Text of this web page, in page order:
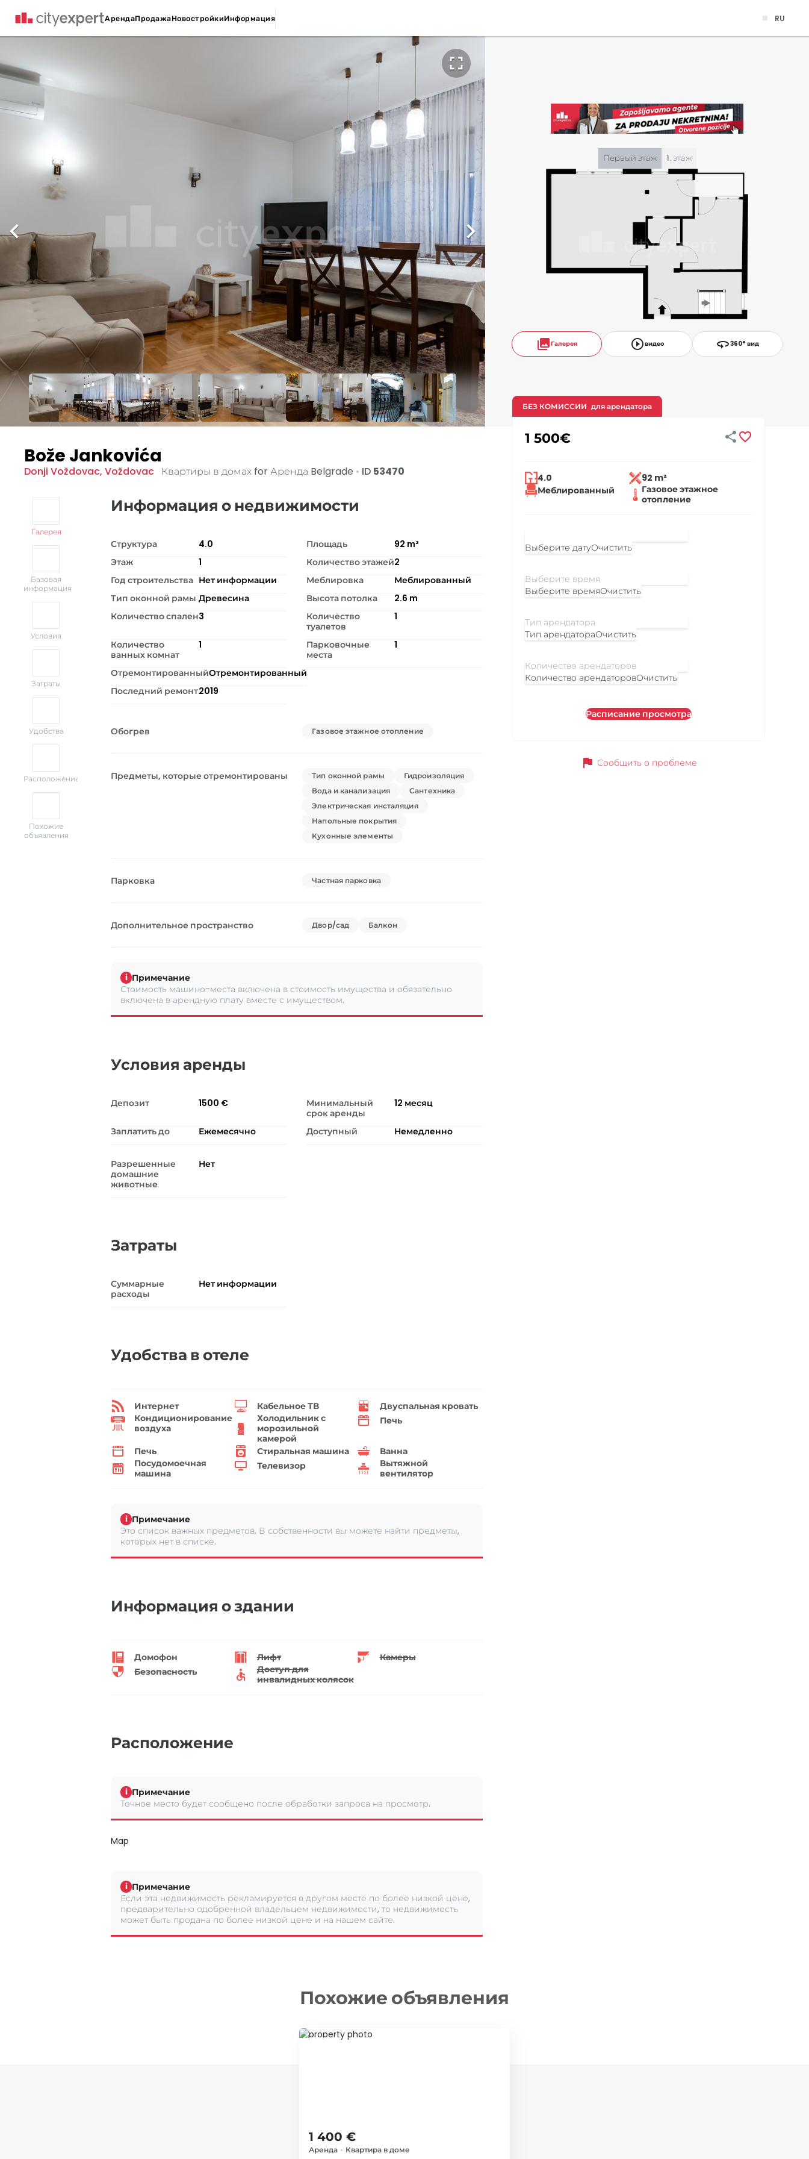
АрендаПродажаНовостройкиИнформация RU
 

Первый этаж 1. этаж
collectionsГалерея play_circle_outlineвидео 360360° вид
Bože Jankovića
Donji Voždovac, Voždovac Квартиры в домах for Аренда Belgrade • ID 53470
Галерея
Базовая
информация
Условия
Затраты
Удобства
Расположение
Похожие
объявления
Информация о недвижимости
Структура 4.0 Площадь 92 m²
Этаж
1 Количество этажей2
Год строительства Нет информации Меблировка
Меблированный
Тип оконной рамы Древесина Высота потолка 2.6 m
Количество спален3
Количество
туалетов
1
Количество
ванных комнат
1
Парковочные
места
1
ОтремонтированныйОтремонтированный
Последний ремонт2019
Обогрев Газовое этажное отопление
Предметы, которые отремонтированы Тип оконной рамы
Гидроизоляция
Вода и канализация
Сантехника
Электрическая инсталяция
Напольные покрытия
Кухонные элементы
Парковка Частная парковка
Дополнительное пространство Двор/сад Балкон
i Примечание
Стоимость машино-места включена в стоимость имущества и обязательно
включена в арендную плату вместе с имуществом.
Условия аренды
Депозит 1500 €
Минимальный
срок аренды
12 месяц
Заплатить до Ежемесячно Доступный Немедленно
Разрешенные
домашние
животные
Нет
Затраты
Суммарные
расходы
Нет информации
Удобства в отеле
Интернет Кабельное ТВ
Двуспальная кровать
Кондиционирование
воздуха
Холодильник с
морозильной
камерой
Печь
Печь Стиральная машина
Ванна
Посудомоечная
машина
Телевизор
Вытяжной
вентилятор
i Примечание
Это список важных предметов. В собственности вы можете найти предметы,
которых нет в списке.
Информация о здании
Домофон Лифт
Камеры
Безопасность
Доступ для
инвалидных колясок
Расположение
i Примечание
Точное место будет сообщено после обработки запроса на просмотр.
Map
i Примечание
Если эта недвижимость рекламируется в другом месте по более низкой цене,
предварительно одобренной владельцем недвижимости, то недвижимость
может быть продана по более низкой цене и на нашем сайте.
1 500€  
БЕЗ КОМИССИИ для арендатора
4.0
92 m²
Меблированный
Газовое этажное
отопление
Выберите датуОчистить
Выберите времяОчистить
Тип арендатораОчистить
Количество арендаторовОчистить
Расписание просмотра
flag Сообщить о проблеме
Похожие объявления
ID 28415
1 400 €
Аренда • Квартира в доме